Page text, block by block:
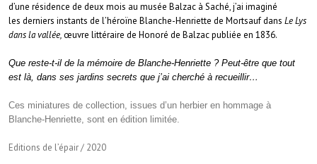
d’une résidence de deux mois au musée Balzac à Saché, j’ai imaginé
les derniers instants de l’héroïne Blanche-Henriette de Mortsauf dans Le Lys
dans la vallée,œuvre littéraire de Honoré de Balzac publiée en 1836.
Que reste-t-il de la mémoire de Blanche-Henriette ? Peut-être que tout
est là, dans ses jardins secrets que j’ai cherché à recueillir…
Ces miniatures de collection, issues d’un herbier en hommage à
Blanche-Henriette, sont en édition limitée.
Editions de l’épair / 2020